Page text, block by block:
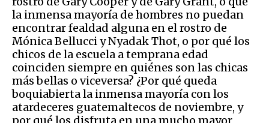
la inmensa mayoría de hombres no puedan
encontrar fealdad alguna en el rostro de
Mónica Bellucci y Nyadak Thot, o por qué los
chicos de la escuela a temprana edad
coinciden siempre en quiénes son las chicas
más bellas o viceversa? ¿Por qué queda
boquiabierta la inmensa mayoría con los
atardeceres guatemaltecos de noviembre, y